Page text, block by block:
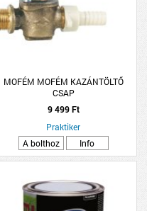
MOFÉM MOFÉM KAZÁNTÖLTŐ
CSAP
9 499 Ft
Praktiker
A bolthoz
Info